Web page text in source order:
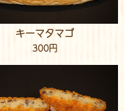
キーマタマゴ
300円